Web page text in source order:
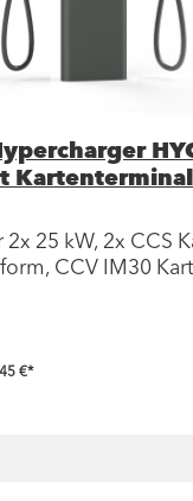
2x 25 kW, 2x CCS
CCV IM30
€*